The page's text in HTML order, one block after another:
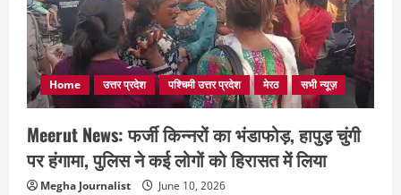
Home उत्तर प्रदेश पश्चिमी उत्तर प्रदेश मेरठ सभी न्यूज़
Meerut News: फर्जी किन्नरों का भंडाफोड़, हापुड़ चुंगी
पर हंगामा, पुलिस ने कई लोगों को हिरासत में लिया
Megha Journalist June 10, 2026